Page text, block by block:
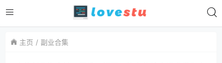
主页 副业合集